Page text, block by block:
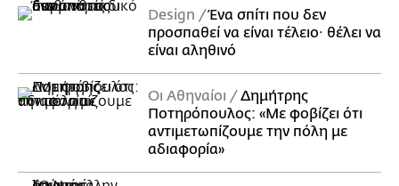
Design
Ένα σπίτι που δεν
προσπαθεί να είναι τέλειο· θέλει να
είναι αληθινό
Οι Αθηναίοι
Δημήτρης
Ποτηρόπουλος: «Με φοβίζει ότι
αντιμετωπίζουμε την πόλη με
αδιαφορία»